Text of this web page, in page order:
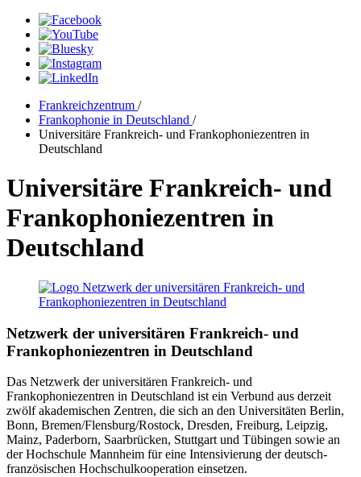
Frankreichzentrum /
Frankophonie in Deutschland /
Universitäre Frankreich- und Frankophoniezentren in
Deutschland
Universitäre Frankreich- und
Frankophoniezentren in
Deutschland
Netzwerk der universitären Frankreich- und
Frankophoniezentren in Deutschland
Das Netzwerk der universitären Frankreich- und
Frankophoniezentren in Deutschland ist ein Verbund aus derzeit
zwölf akademischen Zentren, die sich an den Universitäten Berlin,
Bonn, Bremen/Flensburg/Rostock, Dresden, Freiburg, Leipzig,
Mainz, Paderborn, Saarbrücken, Stuttgart und Tübingen sowie an
der Hochschule Mannheim für eine Intensivierung der deutsch-
französischen Hochschulkooperation einsetzen.